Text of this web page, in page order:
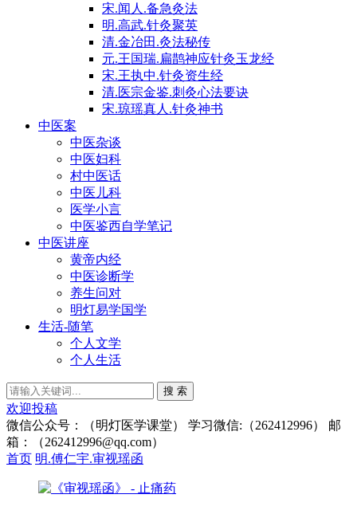
宋.闻人.备急灸法
明.高武.针灸聚英
清.金冶田.灸法秘传
元.王国瑞.扁鹊神应针灸玉龙经
宋.王执中.针灸资生经
清.医宗金鉴.刺灸心法要诀
宋.琼瑶真人.针灸神书
中医案
中医杂谈
中医妇科
村中医话
中医儿科
医学小言
中医鉴西自学笔记
中医讲座
黄帝内经
中医诊断学
养生问对
明灯易学国学
生活-随笔
个人文学
个人生活
搜 索
欢迎投稿
微信公众号：（明灯医学课堂） 学习微信:（262412996） 邮
箱：（262412996@qq.com）
首页 明.傅仁宇.审视瑶函